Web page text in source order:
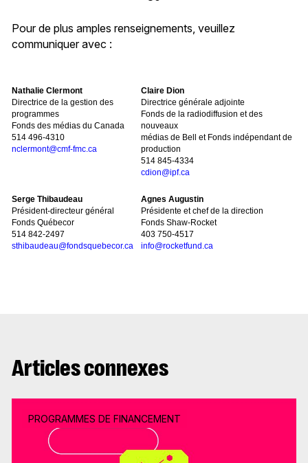
Pour de plus amples renseignements, veuillez
communiquer avec :
Nathalie Clermont
Directrice de la gestion des
programmes
Fonds des médias du Canada
514 496-4310
nclermont@cmf-fmc.ca
Claire Dion
Directrice générale adjointe
Fonds de la radiodiffusion et des
nouveaux
médias de Bell et Fonds indépendant de
production
514 845-4334
cdion@ipf.ca
Serge Thibaudeau
Président-directeur général
Fonds Québecor
514 842-2497
sthibaudeau@fondsquebecor.ca
Agnes Augustin
Présidente et chef de la direction
Fonds Shaw-Rocket
403 750-4517
info@rocketfund.ca
Articles connexes
PROGRAMMES DE FINANCEMENT